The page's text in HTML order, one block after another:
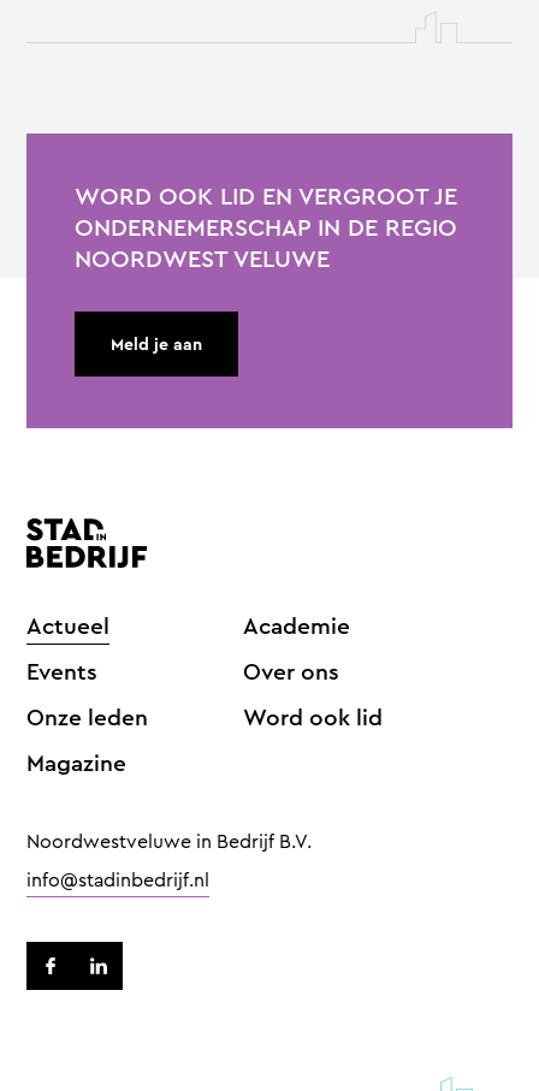
WORD OOK LID EN VERGROOT JE
ONDERNEMERSCHAP IN DE REGIO
NOORDWEST VELUWE
Meld je aan
Actueel
Events
Onze leden
Magazine
Academie
Over ons
Word ook lid
Noordwestveluwe in Bedrijf B.V.
info@stadinbedrijf.nl